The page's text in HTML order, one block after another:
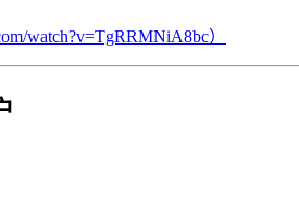
watch?v=TgRRMNiA8bc）